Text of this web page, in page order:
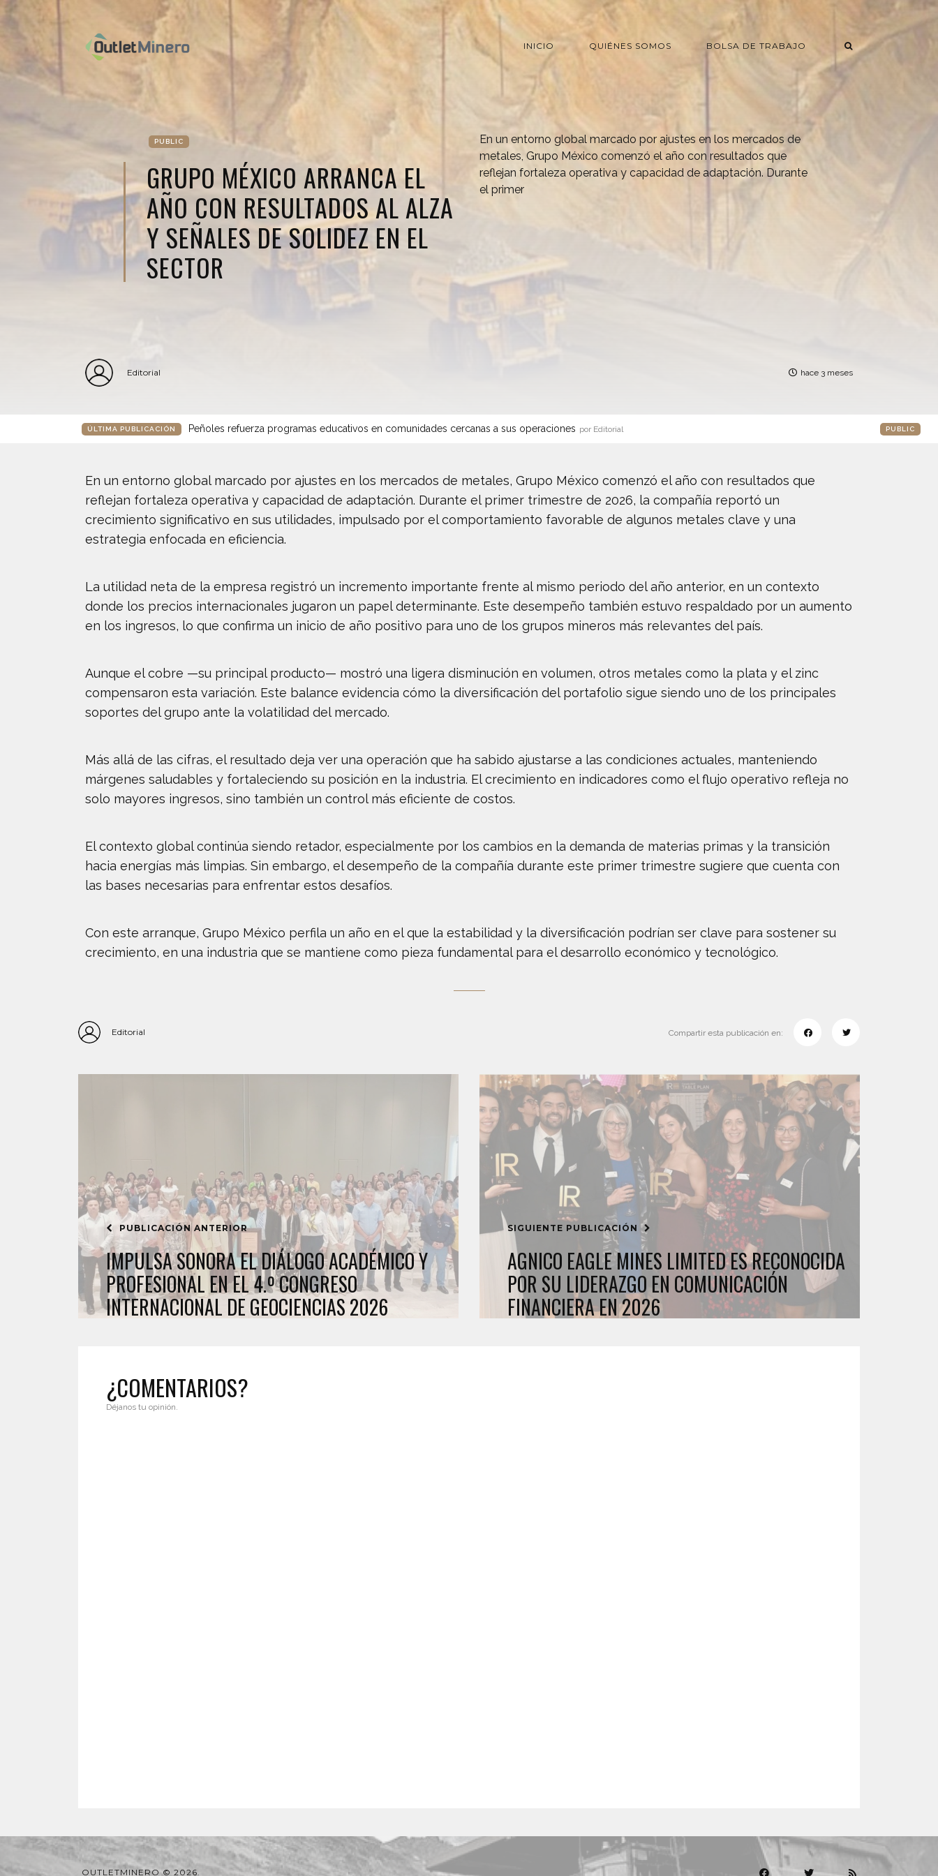
INICIO QUIÉNES SOMOS BOLSA DE TRABAJO
PUBLIC
GRUPO MÉXICO ARRANCA EL
AÑO CON RESULTADOS AL ALZA
Y SEÑALES DE SOLIDEZ EN EL
SECTOR
En un entorno global marcado por ajustes en los mercados de
metales, Grupo México comenzó el año con resultados que
reflejan fortaleza operativa y capacidad de adaptación. Durante
el primer
Editorial hace 3 meses
ÚLTIMA PUBLICACIÓN Peñoles refuerza programas educativos en comunidades cercanas a sus operaciones por Editorial PUBLIC
En un entorno global marcado por ajustes en los mercados de metales, Grupo México comenzó el año con resultados que
reflejan fortaleza operativa y capacidad de adaptación. Durante el primer trimestre de 2026, la compañía reportó un
crecimiento significativo en sus utilidades, impulsado por el comportamiento favorable de algunos metales clave y una
estrategia enfocada en eficiencia.
La utilidad neta de la empresa registró un incremento importante frente al mismo periodo del año anterior, en un contexto
donde los precios internacionales jugaron un papel determinante. Este desempeño también estuvo respaldado por un aumento
en los ingresos, lo que confirma un inicio de año positivo para uno de los grupos mineros más relevantes del país.
Aunque el cobre —su principal producto— mostró una ligera disminución en volumen, otros metales como la plata y el zinc
compensaron esta variación. Este balance evidencia cómo la diversificación del portafolio sigue siendo uno de los principales
soportes del grupo ante la volatilidad del mercado.
Más allá de las cifras, el resultado deja ver una operación que ha sabido ajustarse a las condiciones actuales, manteniendo
márgenes saludables y fortaleciendo su posición en la industria. El crecimiento en indicadores como el flujo operativo refleja no
solo mayores ingresos, sino también un control más eficiente de costos.
El contexto global continúa siendo retador, especialmente por los cambios en la demanda de materias primas y la transición
hacia energías más limpias. Sin embargo, el desempeño de la compañía durante este primer trimestre sugiere que cuenta con
las bases necesarias para enfrentar estos desafíos.
Con este arranque, Grupo México perfila un año en el que la estabilidad y la diversificación podrían ser clave para sostener su
crecimiento, en una industria que se mantiene como pieza fundamental para el desarrollo económico y tecnológico.
Editorial Compartir esta publicación en:
PUBLICACIÓN ANTERIOR
IMPULSA SONORA EL DIÁLOGO ACADÉMICO Y
PROFESIONAL EN EL 4.º CONGRESO
INTERNACIONAL DE GEOCIENCIAS 2026
SIGUIENTE PUBLICACIÓN
AGNICO EAGLE MINES LIMITED ES RECONOCIDA
POR SU LIDERAZGO EN COMUNICACIÓN
FINANCIERA EN 2026
¿COMENTARIOS?
Déjanos tu opinión.
OUTLETMINERO © 2026.